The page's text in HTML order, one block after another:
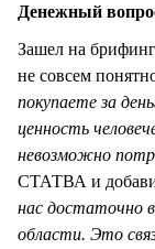
Денежный
Зашел на
не совсем
покупаете за
ценность
невозможно
СТАТВА и
нас достаточно
области. Это